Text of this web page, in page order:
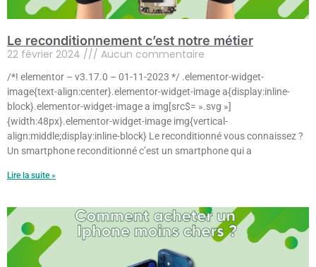
Le reconditionnement c’est notre métier
22 février 2024 Aucun commentaire
/*! elementor – v3.17.0 – 01-11-2023 */ .elementor-widget-
image{text-align:center}.elementor-widget-image a{display:inline-
block}.elementor-widget-image a img[src$= ».svg »]
{width:48px}.elementor-widget-image img{vertical-
align:middle;display:inline-block} Le reconditionné vous connaissez ?
Un smartphone reconditionné c’est un smartphone qui a
Lire la suite »